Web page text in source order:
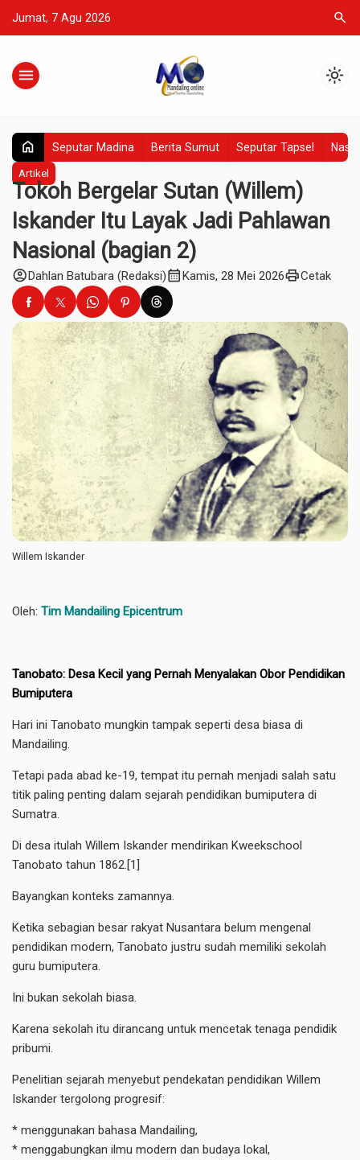
Jumat, 7 Agu 2026 search
menu light_mode
home Seputar Madina Berita Sumut Seputar Tapsel
Artikel
Tokoh Bergelar Sutan (Willem)
Iskander Itu Layak Jadi Pahlawan
Nasional (bagian 2)
account_circleDahlan Batubara (Redaksi)calendar_monthKamis, 28 Mei 2026printCetak
Willem Iskander
Oleh: Tim Mandailing Epicentrum
Tanobato: Desa Kecil yang Pernah Menyalakan Obor Pendidikan
Bumiputera
Hari ini Tanobato mungkin tampak seperti desa biasa di
Mandailing.
Tetapi pada abad ke-19, tempat itu pernah menjadi salah satu
titik paling penting dalam sejarah pendidikan bumiputera di
Sumatra.
Di desa itulah Willem Iskander mendirikan Kweekschool
Tanobato tahun 1862.[1]
Bayangkan konteks zamannya.
Ketika sebagian besar rakyat Nusantara belum mengenal
pendidikan modern, Tanobato justru sudah memiliki sekolah
guru bumiputera.
Ini bukan sekolah biasa.
Karena sekolah itu dirancang untuk mencetak tenaga pendidik
pribumi.
Penelitian sejarah menyebut pendekatan pendidikan Willem
Iskander tergolong progresif:
* menggunakan bahasa Mandailing,
* menggabungkan ilmu modern dan budaya lokal,